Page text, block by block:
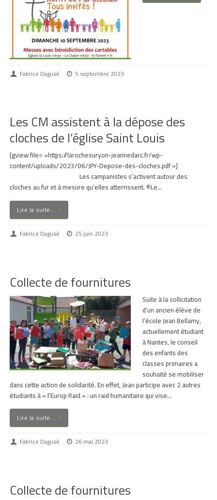
Fabrice Dagusé 5 septembre 2023
Les CM assistent à la dépose des
cloches de l’église Saint Louis
[gview file= »https://larochesuryon-jeannedarc.fr/wp-
content/uploads/2023/06/JPY-Depose-des-cloches.pdf »]
Les campanistes s’activent autour des
cloches au fur et à mesure qu’elles atterrissent. ©Le…
Lire la suite…
Fabrice Dagusé 25 juin 2023
Collecte de fournitures
Suite à la sollicitation
d’un ancien élève de
l’école Jean Bellamy,
actuellement étudiant
à Nantes, le conseil
des enfants des
classes primaires a
souhaité se mobiliser
dans cette action de solidarité. En effet, Jean participe avec 2 autres
étudiants à « l’Europ Raid » : un raid humanitaire qui vise…
Lire la suite…
Fabrice Dagusé 26 mai 2023
Collecte de fournitures